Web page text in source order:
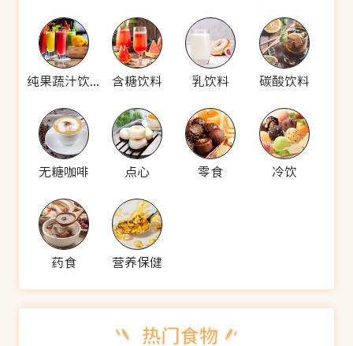
纯果蔬汁饮料 含糖饮料 乳饮料 碳酸饮料
无糖咖啡 点心 零食 冷饮
药食 营养保健